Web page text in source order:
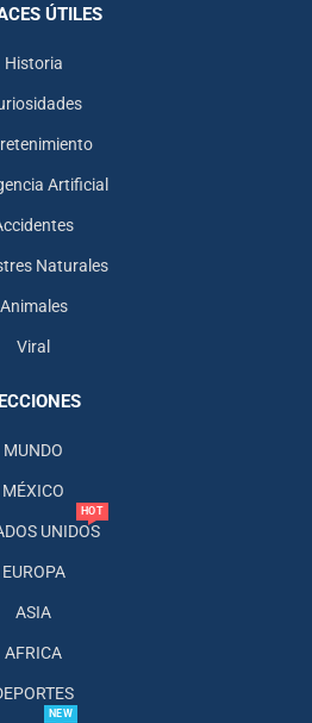
ÚTILES
Historia
Artificial
Naturales
Animales
Viral
MUNDO
MÉXICO
UNIDOS
HOT
EUROPA
ASIA
AFRICA
NEW